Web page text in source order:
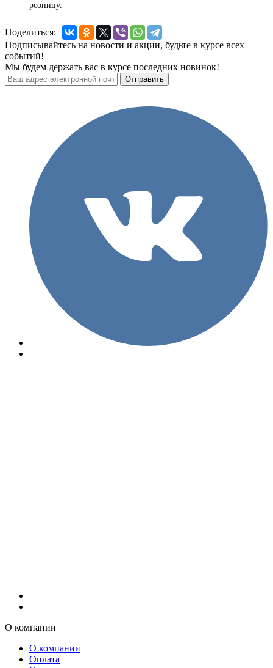
розницу.
Поделиться:
Подписывайтесь на новости и акции, будьте в курсе всех
событий!
Мы будем держать вас в курсе последних новинок!
О компании
О компании
Оплата